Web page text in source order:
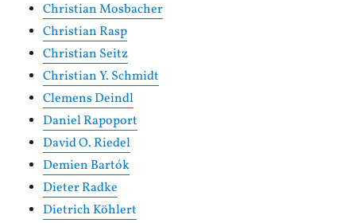
Christian Mosbacher
Christian Rasp
Christian Seitz
Christian Y. Schmidt
Clemens Deindl
Daniel Rapoport
David O. Riedel
Demien Bartók
Dieter Radke
Dietrich Köhlert